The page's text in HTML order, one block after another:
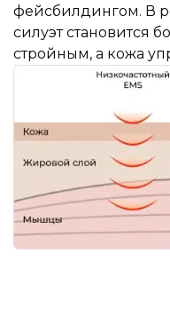
фейсбилдингом. В
силуэт становится
стройным, а кожа